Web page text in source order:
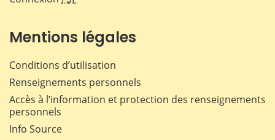
Mentions légales
Conditions d’utilisation
Renseignements personnels
Accès à l’information et protection des renseignements
personnels
Info Source